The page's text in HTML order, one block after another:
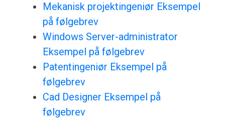
Mekanisk projektingeniør Eksempel
på følgebrev
Windows Server-administrator
Eksempel på følgebrev
Patentingeniør Eksempel på
følgebrev
Cad Designer Eksempel på
følgebrev